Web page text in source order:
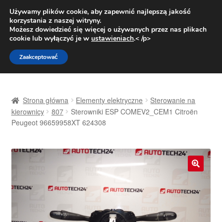
DOSTAWA od 31 zł
Pn.-pt. 9:00-16:00800 003 167
Przejdź
do
nawigacji
Przejdź
do
treści
Dostawa
Kontakt
Moje konto
Strona główna Elementy elektryczne
Sterowanie na
kierownicy
807
Sterowniki ESP COMEV2_CEM1 Citroën
Peugeot 96659958XT 624308
Używamy plików cookie, aby zapewnić najlepszą jakość
korzystania z naszej witryny.
Możesz dowiedzieć się więcej o używanych przez nas plikach
cookie lub wyłączyć je w ustawieniach.< /p>
Zaakceptować